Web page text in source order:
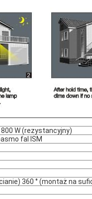
W (rezystancyjny)
fal ISM
360 ° (montaż na